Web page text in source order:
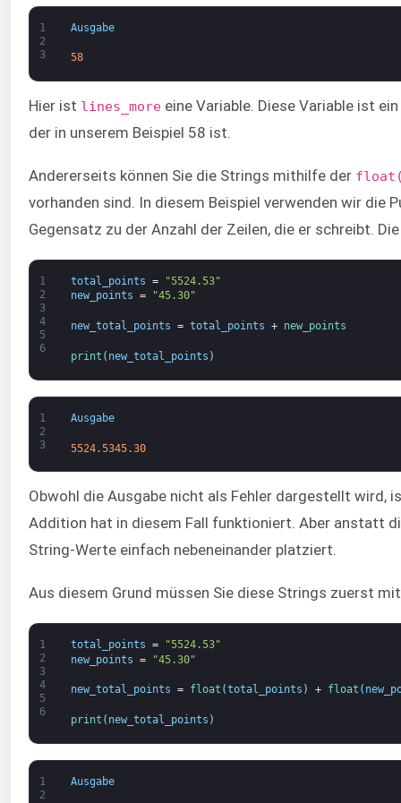
1
2
3
Ausgabe
58
Hier ist lines_more eine Variable. Diese Variable ist
der in unserem Beispiel 58 ist.
Andererseits können Sie die Strings mithilfe der
vorhanden sind. In diesem Beispiel verwenden wir die
Gegensatz zu der Anzahl der Zeilen, die er schreibt.
1
2
3
4
5
6
total_points =
"5524.53"
new_points = "45.30"
new_total_points = total_points + new_points
print ( new_total_points )
1
2
3
Ausgabe
5524.5345.30
Obwohl die Ausgabe nicht als Fehler dargestellt wird,
Addition hat in diesem Fall funktioniert. Aber anstatt
String-Werte einfach nebeneinander platziert.
Aus diesem Grund müssen Sie diese Strings zuerst
1
2
3
4
5
6
total_points =
"5524.53"
new_points = "45.30"
new_total_points = float (total_points ) + float (
print ( new_total_points )
1
2
Ausgabe